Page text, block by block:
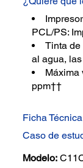
PCL/PS:
Tinta
al agua,
Máxima
ppm††
Ficha Técnica
Caso de
Modelo: